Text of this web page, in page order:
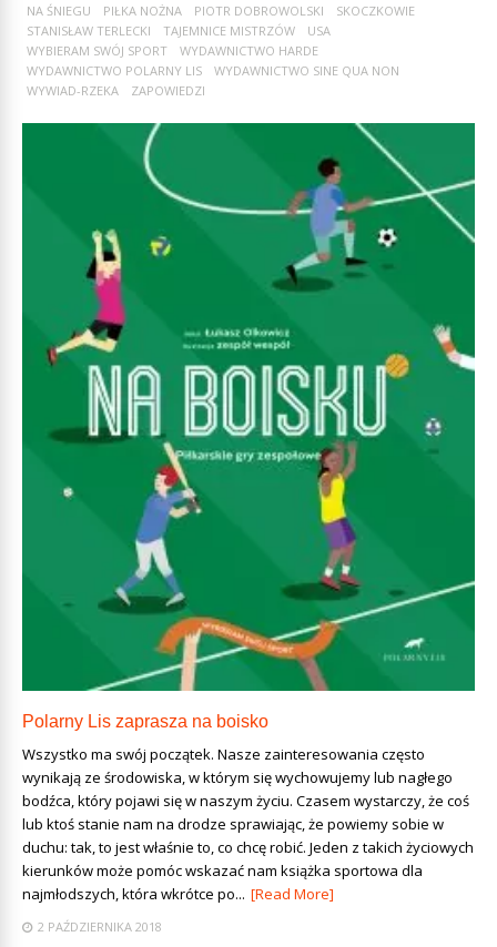
NA ŚNIEGU
PIŁKA NOŻNA PIOTR DOBROWOLSKI
SKOCZKOWIE
STANISŁAW TERLECKI
TAJEMNICE MISTRZÓW
USA
WYBIERAM SWÓJ SPORT
WYDAWNICTWO HARDE
WYDAWNICTWO POLARNY LIS
WYDAWNICTWO SINE QUA NON
WYWIAD-RZEKA
ZAPOWIEDZI
Polarny Lis zaprasza na boisko
Wszystko ma swój początek. Nasze zainteresowania często
wynikają ze środowiska, w którym się wychowujemy lub nagłego
bodźca, który pojawi się w naszym życiu. Czasem wystarczy, że coś
lub ktoś stanie nam na drodze sprawiając, że powiemy sobie w
duchu: tak, to jest właśnie to, co chcę robić. Jeden z takich życiowych
kierunków może pomóc wskazać nam książka sportowa dla
najmłodszych, która wkrótce po... [Read More]
2 PAŹDZIERNIKA 2018